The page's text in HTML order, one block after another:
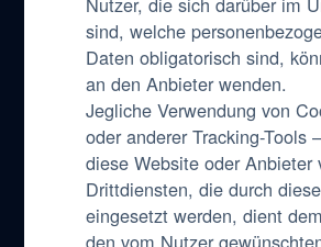
sind, welche
Daten obligatorisch sind,
an den Anbieter wenden.
Jegliche Verwendung von
oder anderer Tracking-Tools
diese Website oder Anbieter
Drittdiensten, die durch
eingesetzt werden, dient
den vom Nutzer